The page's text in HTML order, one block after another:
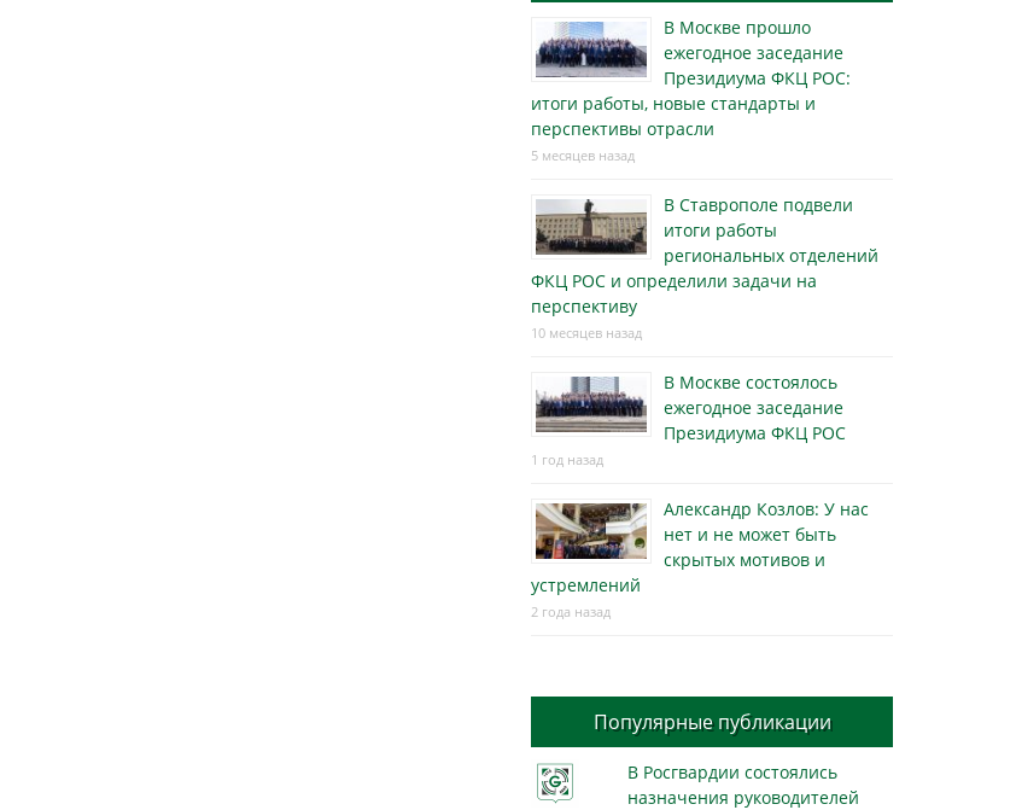
В Москве прошло
ежегодное заседание
Президиума ФКЦ РОС:
итоги работы, новые стандарты и
перспективы отрасли
5 месяцев назад
В Ставрополе подвели
итоги работы
региональных отделений
ФКЦ РОС и определили задачи на
перспективу
10 месяцев назад
В Москве состоялось
ежегодное заседание
Президиума ФКЦ РОС
1 год назад
Александр Козлов: У нас
нет и не может быть
скрытых мотивов и
устремлений
2 года назад
Популярные публикации
В Росгвардии состоялись
назначения руководителей